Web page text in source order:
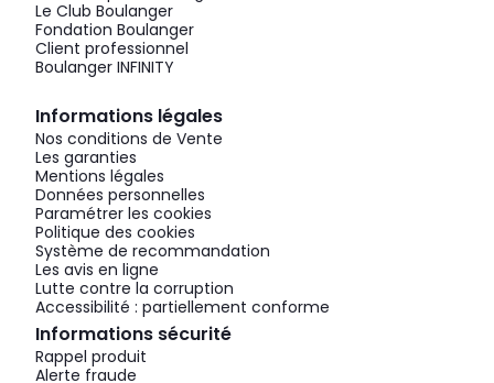
Le Club Boulanger
Fondation Boulanger
Client professionnel
Boulanger INFINITY
Informations légales
Nos conditions de Vente
Les garanties
Mentions légales
Données personnelles
Paramétrer les cookies
Politique des cookies
Système de recommandation
Les avis en ligne
Lutte contre la corruption
Accessibilité : partiellement conforme
Informations sécurité
Rappel produit
Alerte fraude